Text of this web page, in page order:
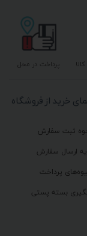
پرداخت در محل
خرید از فروشگاه
ثبت سفارش
ارسال سفارش
پرداخت
بسته پستی